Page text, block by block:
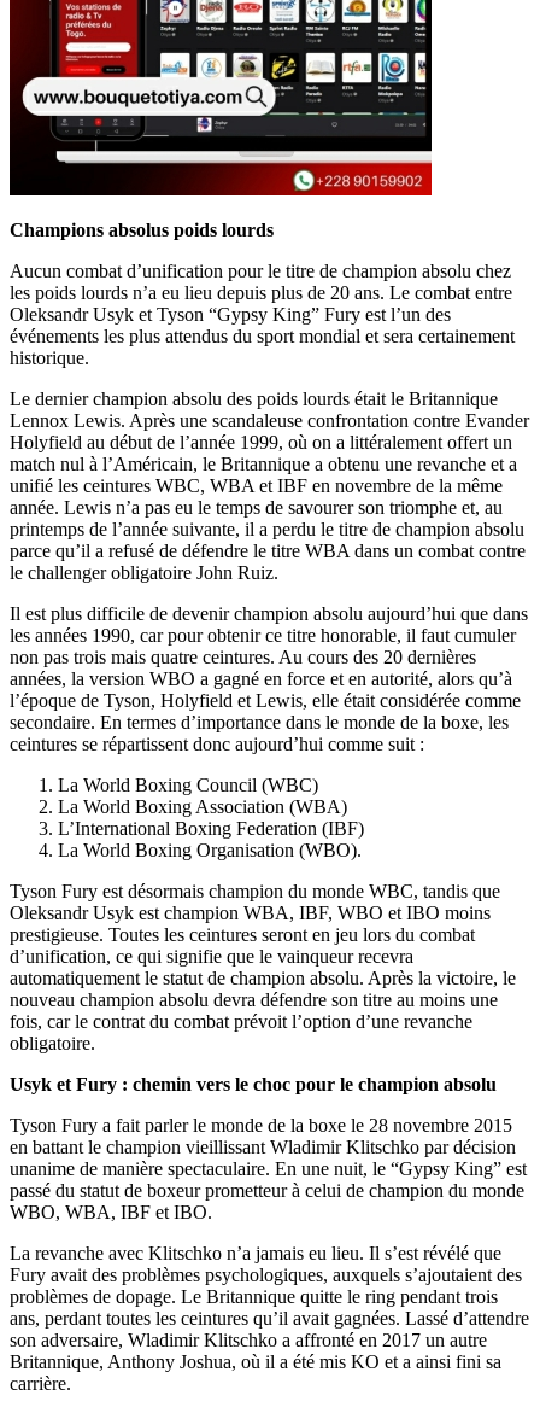
Champions absolus poids lourds
Aucun combat d’unification pour le titre de champion absolu chez
les poids lourds n’a eu lieu depuis plus de 20 ans. Le combat entre
Oleksandr Usyk et Tyson “Gypsy King” Fury est l’un des
événements les plus attendus du sport mondial et sera certainement
historique.
Le dernier champion absolu des poids lourds était le Britannique
Lennox Lewis. Après une scandaleuse confrontation contre Evander
Holyfield au début de l’année 1999, où on a littéralement offert un
match nul à l’Américain, le Britannique a obtenu une revanche et a
unifié les ceintures WBC, WBA et IBF en novembre de la même
année. Lewis n’a pas eu le temps de savourer son triomphe et, au
printemps de l’année suivante, il a perdu le titre de champion absolu
parce qu’il a refusé de défendre le titre WBA dans un combat contre
le challenger obligatoire John Ruiz.
Il est plus difficile de devenir champion absolu aujourd’hui que dans
les années 1990, car pour obtenir ce titre honorable, il faut cumuler
non pas trois mais quatre ceintures. Au cours des 20 dernières
années, la version WBO a gagné en force et en autorité, alors qu’à
l’époque de Tyson, Holyfield et Lewis, elle était considérée comme
secondaire. En termes d’importance dans le monde de la boxe, les
ceintures se répartissent donc aujourd’hui comme suit :
La World Boxing Council (WBC)
La World Boxing Association (WBA)
L’International Boxing Federation (IBF)
La World Boxing Organisation (WBO).
Tyson Fury est désormais champion du monde WBC, tandis que
Oleksandr Usyk est champion WBA, IBF, WBO et IBO moins
prestigieuse. Toutes les ceintures seront en jeu lors du combat
d’unification, ce qui signifie que le vainqueur recevra
automatiquement le statut de champion absolu. Après la victoire, le
nouveau champion absolu devra défendre son titre au moins une
fois, car le contrat du combat prévoit l’option d’une revanche
obligatoire.
Usyk et Fury : chemin vers le choc pour le champion absolu
Tyson Fury a fait parler le monde de la boxe le 28 novembre 2015
en battant le champion vieillissant Wladimir Klitschko par décision
unanime de manière spectaculaire. En une nuit, le “Gypsy King” est
passé du statut de boxeur prometteur à celui de champion du monde
WBO, WBA, IBF et IBO.
La revanche avec Klitschko n’a jamais eu lieu. Il s’est révélé que
Fury avait des problèmes psychologiques, auxquels s’ajoutaient des
problèmes de dopage. Le Britannique quitte le ring pendant trois
ans, perdant toutes les ceintures qu’il avait gagnées. Lassé d’attendre
son adversaire, Wladimir Klitschko a affronté en 2017 un autre
Britannique, Anthony Joshua, où il a été mis KO et a ainsi fini sa
carrière.